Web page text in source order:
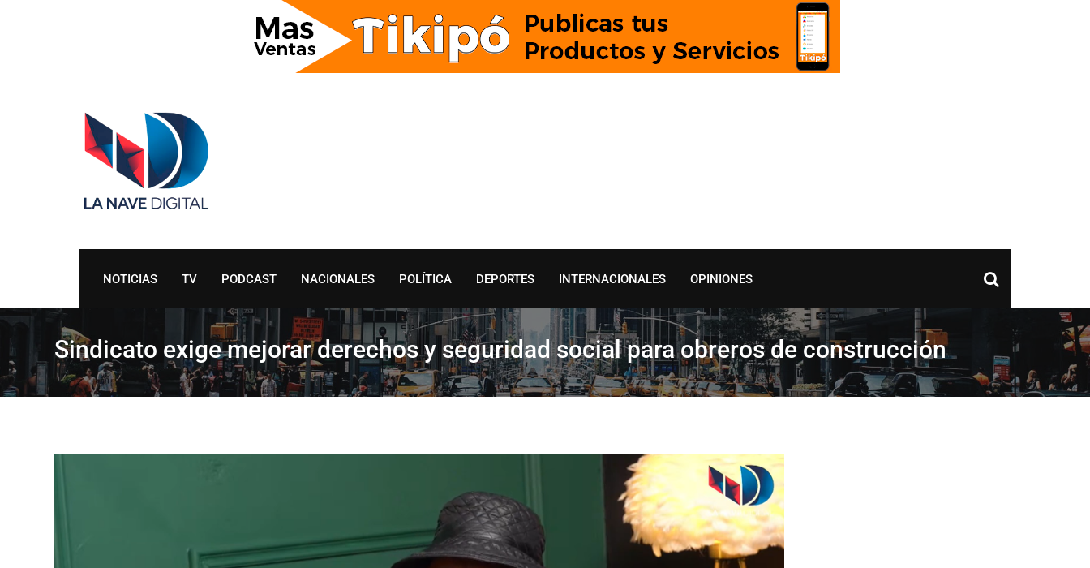
NOTICIAS TV PODCAST NACIONALES POLÍTICA DEPORTES INTERNACIONALES OPINIONES
Sindicato exige mejorar derechos y seguridad social para obreros de construcción